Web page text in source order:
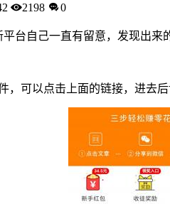
2198 0
台自己一直有留意，发现出
，可以点击上面的链接，进去后